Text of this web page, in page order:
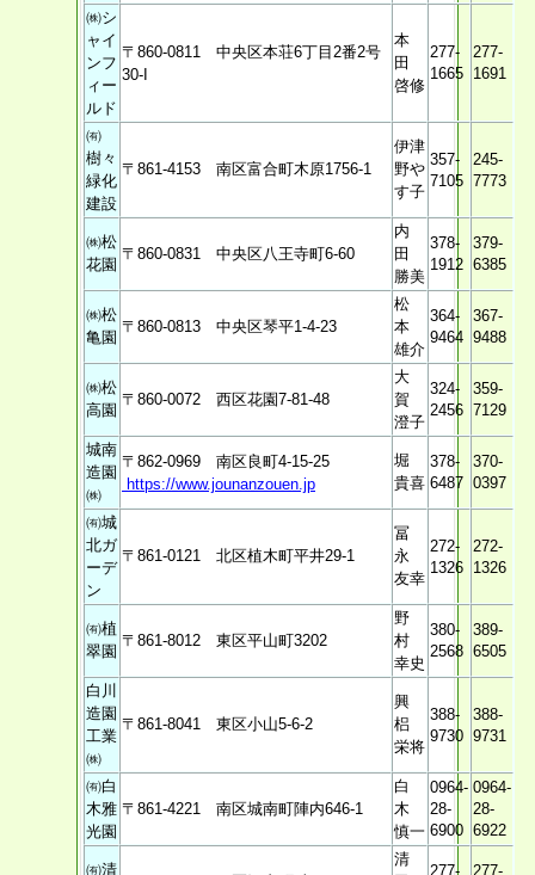
㈱シ
ャイ
ンフ
ィー
ルド
〒860-0811 中央区本荘6丁目2番2号
30-I
本
田
啓修
277-
1665
277-
1691
㈲
樹々
緑化
建設
〒861-4153 南区富合町木原1756-1
伊津
野や
す子
357-
7105
245-
7773
㈱松
花園
〒860-0831 中央区八王寺町6-60
内
田
勝美
378-
1912
379-
6385
㈱松
亀園
〒860-0813 中央区琴平1-4-23
松
本
雄介
364-
9464
367-
9488
㈱松
高園
〒860-0072 西区花園7-81-48
大
賀
澄子
324-
2456
359-
7129
城南
造園
㈱
〒862-0969 南区良町4-15-25
https://www.jounanzouen.jp
堀
貴喜
378-
6487
370-
0397
㈲城
北ガ
ーデ
ン
〒861-0121 北区植木町平井29-1
冨
永
友幸
272-
1326
272-
1326
㈲植
翠園
〒861-8012 東区平山町3202
野
村
幸史
380-
2568
389-
6505
白川
造園
工業
㈱
〒861-8041 東区小山5-6-2
興
梠
栄将
388-
9730
388-
9731
㈲白
木雅
光園
〒861-4221 南区城南町陣内646-1
白
木
慎一
0964-
28-
6900
0964-
28-
6922
㈲清
清
277- 277-